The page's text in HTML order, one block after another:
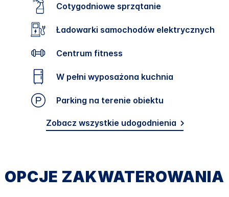
Cotygodniowe sprzątanie
Ładowarki samochodów elektrycznych
Centrum fitness
W pełni wyposażona kuchnia
Parking na terenie obiektu
Zobacz wszystkie udogodnienia
OPCJE ZAKWATEROWANIA